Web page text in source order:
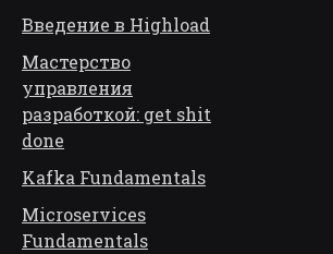
Введение в Highload
Мастерство
управления
разработкой: get shit
done
Kafka Fundamentals
Microservices
Fundamentals